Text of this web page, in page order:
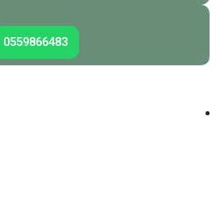
0559866483